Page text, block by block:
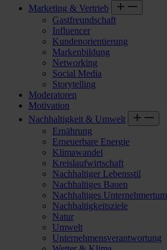
Marketing & Vertrieb
Gastfreundschaft
Influencer
Kundenorientierung
Markenbildung
Networking
Social Media
Storytelling
Moderatoren
Motivation
Nachhaltigkeit & Umwelt
Ernährung
Erneuerbare Energie
Klimawandel
Kreislaufwirtschaft
Nachhaltiger Lebensstil
Nachhaltiges Bauen
Nachhaltiges Unternehmertum
Nachhaltigkeitsziele
Natur
Umwelt
Unternehmensverantwortung